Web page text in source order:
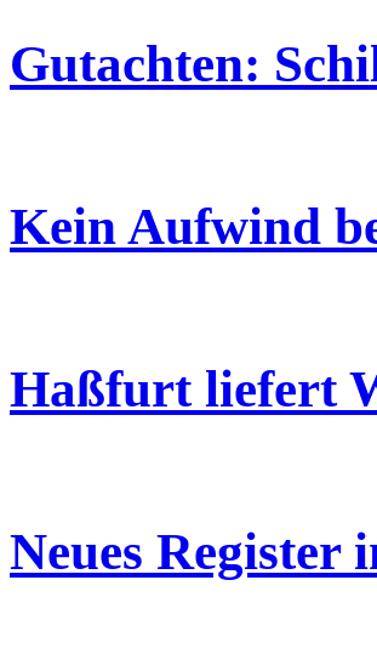
Gutachten:
Kein Aufwind
Haßfurt liefert
Neues Register